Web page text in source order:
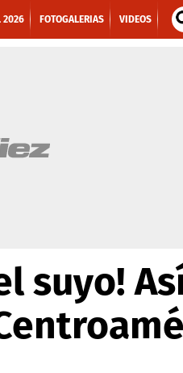
2026 FOTOGALERIAS VIDEOS
suyo!